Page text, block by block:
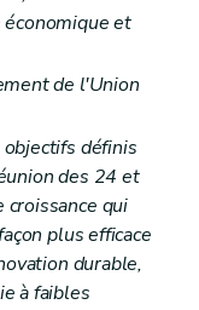
et budgétaire
du compte général
et finales
2015, art 88
et
de l'Union
définis
des 24 et
qui
plus efficace
durable,
à faibles